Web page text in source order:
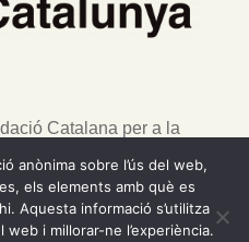
Catalana per a la
els drets reservats. |
legal
anònima sobre l’ús del web,
els elements amb què es
Aquesta informació s’utilitza
web i millorar-ne l’experiència.